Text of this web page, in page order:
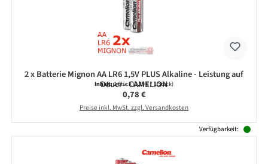
2 x Batterie Mignon AA LR6 1,5V PLUS Alkaline - Leistung auf
Dauer - CAMELION
Inhalt:2 Stück(0,39 € / 1 Stück)
Regulärer Preis:
0,78 €
Preise inkl. MwSt. zzgl. Versandkosten
Verfügbarkeit: